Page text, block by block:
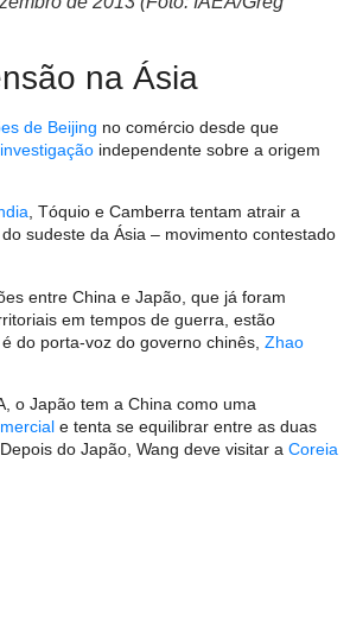
na Ásia
de Beijing no comércio desde que
independente sobre a origem
, Tóquio e Camberra tentam atrair a
sudeste da Ásia – movimento contestado
entre China e Japão, que já foram
em tempos de guerra, estão
é do porta-voz do governo chinês, Zhao
o Japão tem a China como uma
e tenta se equilibrar entre as duas
do Japão, Wang deve visitar a Coreia